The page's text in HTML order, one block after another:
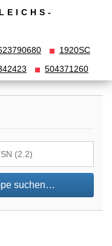
1920SC
504371260
suchen…